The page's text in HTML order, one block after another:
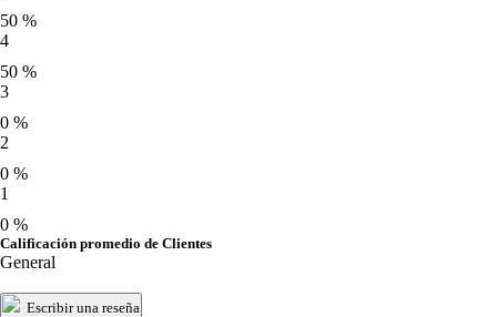
50 %
4
50 %
3
0 %
2
0 %
1
0 %
Calificación promedio de Clientes
General
Escribir una reseña